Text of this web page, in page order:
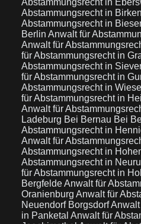
Abstammungsrecht in
Abstammungsrecht in
Abstammungsrecht in
Berlin Anwalt für
Anwalt für
für Abstammungsrecht in
Abstammungsrecht in
für Abstammungsrecht in
Abstammungsrecht in
für Abstammungsrecht in
Anwalt für
Ladeburg Bei Bernau Bei
Abstammungsrecht in
Anwalt für
Abstammungsrecht in
Abstammungsrecht in
für Abstammungsrecht in
BergfeldeAnwalt für
Oranienburg Anwalt für
Neuendorf Borgsdorf
in Panketal Anwalt für